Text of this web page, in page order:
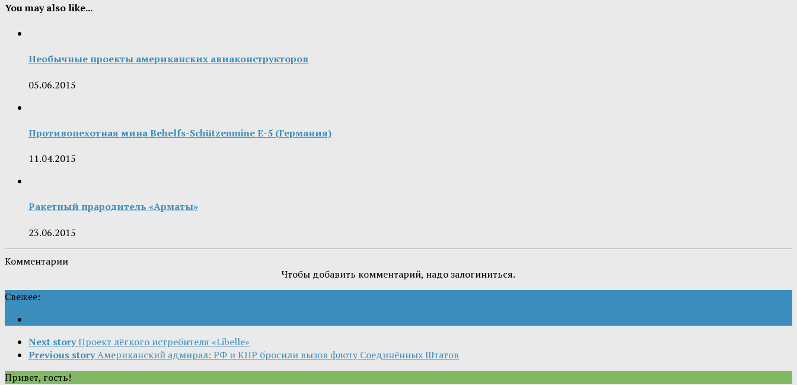
You may also like...
Необычные проекты американских авиаконструкторов
05.06.2015
Противопехотная мина Behelfs-Schützenmine E-5 (Германия)
11.04.2015
Ракетный прародитель «Арматы»
23.06.2015
Комментарии
Чтобы добавить комментарий, надо залогиниться.
Свежее:
Next storyПроект лёгкого истребителя «Libelle»
Previous storyАмериканский адмирал: РФ и КНР бросили вызов флоту Соединённых Штатов
Привет, гость!